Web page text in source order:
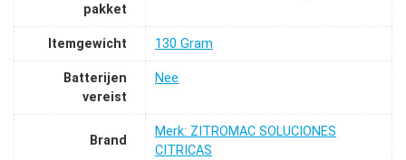
pakket
Itemgewicht ‎130 Gram
Batterijen
vereist
‎Nee
Brand
Merk: ZITROMAC SOLUCIONES
CITRICAS